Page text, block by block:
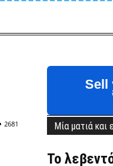
2681
Sell
Μία ματιά και
Το